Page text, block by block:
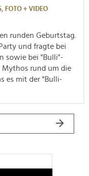
FOTO + VIDEO
runden Geburtstag.
und fragte bei
sowie bei "Bulli"-
Mythos rund um die
es mit der "Bulli-